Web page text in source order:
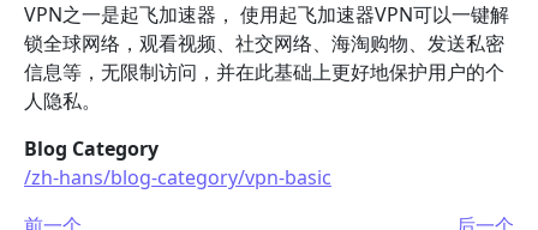
VPN之一是起飞加速器， 使用起飞加速器VPN可以一键解
锁全球网络，观看视频、社交网络、海淘购物、发送私密
信息等，无限制访问，并在此基础上更好地保护用户的个
人隐私。
Blog Category
/zh-hans/blog-category/vpn-basic